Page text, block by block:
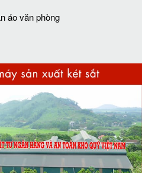
áo văn phòng